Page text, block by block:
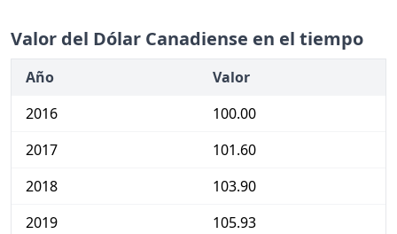
Valor del Dólar Canadiense en el tiempo
Año
Valor
2016
100.00
2017
101.60
2018
103.90
2019
105.93